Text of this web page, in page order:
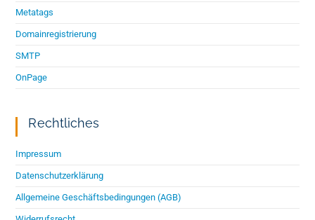
Metatags
Domainregistrierung
SMTP
OnPage
Rechtliches
Impressum
Datenschutzerklärung
Allgemeine Geschäftsbedingungen (AGB)